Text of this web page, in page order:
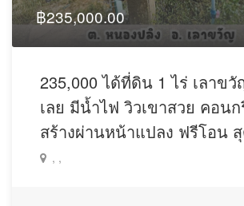
฿235,000.00
235,000 ได้ที่ดิน 1 ไร่ เลาข
เลย มีน้ำไฟ วิวเขาสวย คอน
สร้างผ่านหน้าแปลง ฟรีโอน
, ,